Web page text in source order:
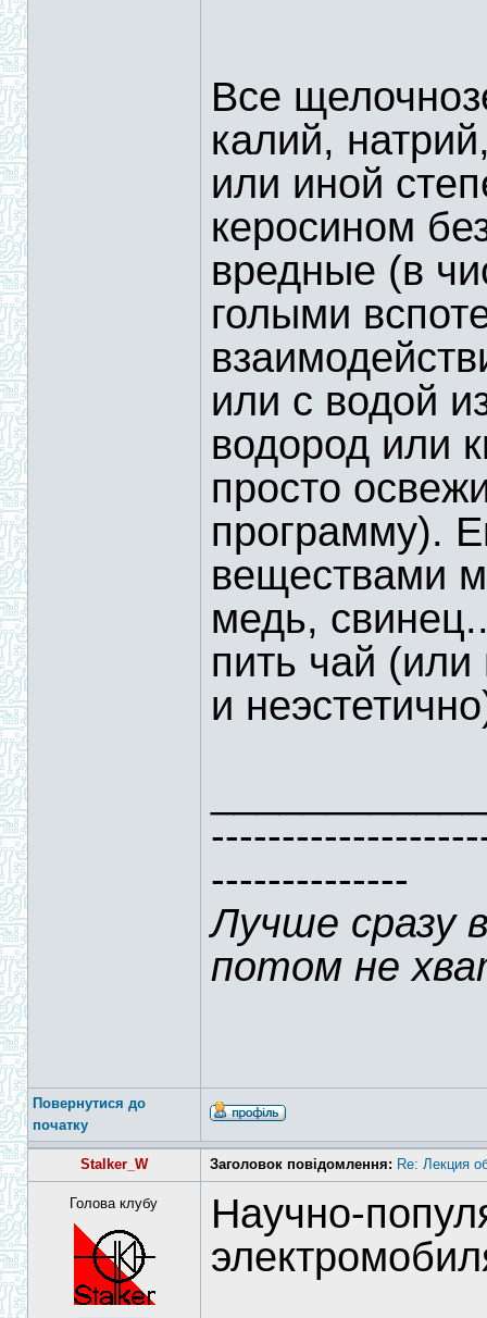
Все
калий,
или иной
керосином
вредные (в
голыми
или с водой
водород или
просто
программу).
веществами
медь,
пить чай
и
--------------
Лучше сразу
потом не
Повернутися до
початку
Stalker_W Заголовок повідомлення: Re: Лекция
Голова клубу
Научно-